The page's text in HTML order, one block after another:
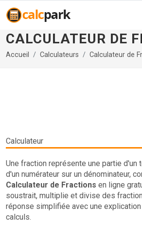
CALCULATEUR DE
Accueil Calculateurs Calculateur de
Calculateur
Une fraction représente une partie d'un
d'un numérateur sur un dénominateur,
Calculateur de Fractions en ligne
soustrait, multiplie et divise des
réponse simplifiée avec une
calculs.